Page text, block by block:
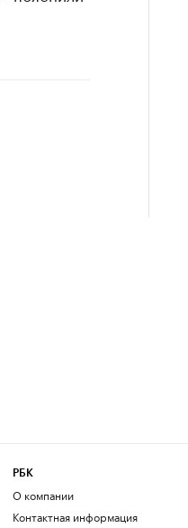
РБК
О компании
Контактная информация